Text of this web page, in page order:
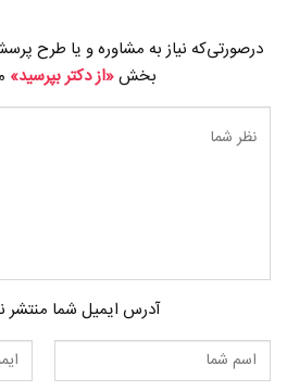
درصورتی‌که نیاز به مشاوره و یا طرح
بخش«از دکتر بپرسید»
آدرس ایمیل شما منتشر